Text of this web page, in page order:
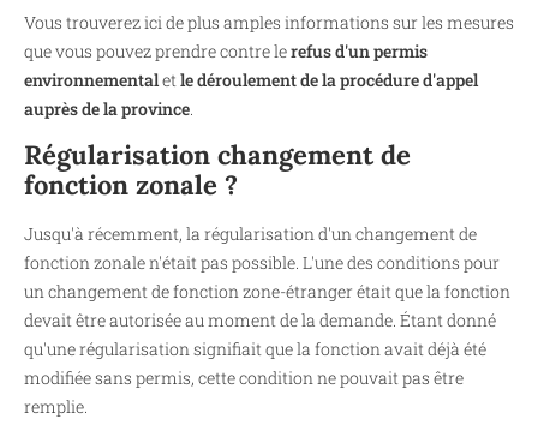
Vous trouverez ici de plus amples informations sur les mesures
que vous pouvez prendre contre lerefus d'un permis
environnementaletle déroulement de la procédure d'appel
auprès de la province.
Régularisation changement de
fonction zonale ?
Jusqu'à récemment, la régularisation d'un changement de
fonction zonale n'était pas possible. L'une des conditions pour
un changement de fonction zone-étranger était que la fonction
devait être autorisée au moment de la demande. Étant donné
qu'une régularisation signifiait que la fonction avait déjà été
modifiée sans permis, cette condition ne pouvait pas être
remplie.